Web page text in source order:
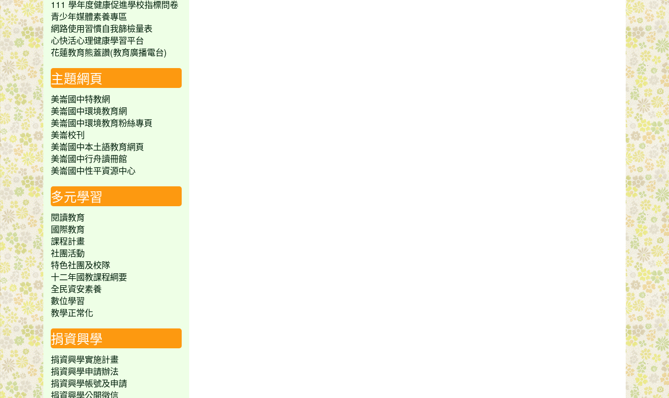
111 學年度健康促進學校指標問卷
青少年媒體素養專區
網路使用習慣自我篩檢量表
心快活心理健康學習平台
花蓮教育熊蓋讚(教育廣播電台)
主題網頁
美崙國中特教網
美崙國中環境教育網
美崙國中環境教育粉絲專頁
美崙校刊
美崙國中本土語教育網頁
美崙國中行舟讀冊館
美崙國中性平資源中心
多元學習
閱讀教育
國際教育
課程計畫
社團活動
特色社團及校隊
十二年國教課程綱要
全民資安素養
數位學習
教學正常化
捐資興學
捐資興學實施計畫
捐資興學申請辦法
捐資興學帳號及申請
捐資興學公開徵信